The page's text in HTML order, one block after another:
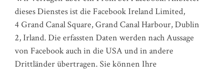
dieses Dienstes ist die Facebook Ireland Limited,
4 Grand Canal Square, Grand Canal Harbour, Dublin
2, Irland. Die erfassten Daten werden nach Aussage
von Facebook auch in die USA und in andere
Drittländer übertragen. Sie können Ihre